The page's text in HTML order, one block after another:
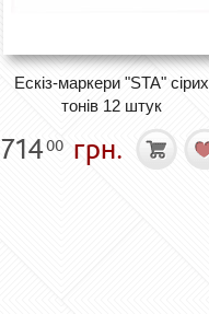
Ескіз-маркери "STA" сірих
тонів 12 штук
71400 грн.